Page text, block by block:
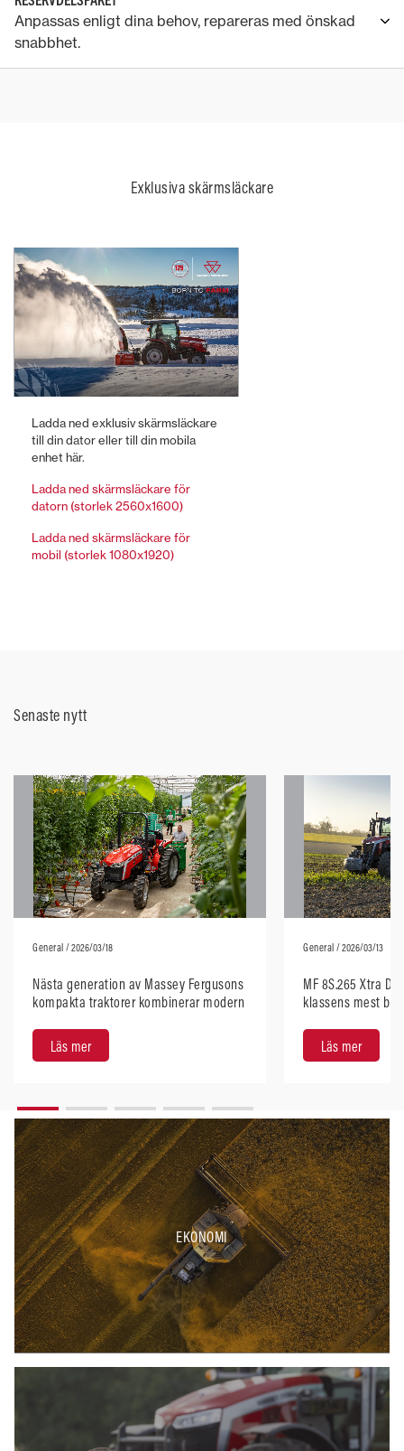
Anpassas enligt dina behov, repareras med önskad
snabbhet.
Exklusiva skärmsläckare
Ladda ned exklusiv skärmsläckare
till din dator eller till din mobila
enhet här.
Ladda ned skärmsläckare för
datorn (storlek 2560x1600)
Ladda ned skärmsläckare för
mobil (storlek 1080x1920)
Senaste nytt
General / 2026/03/18
Nästa generation av Massey Fergusons
kompakta traktorer kombinerar modern
Läs mer
General / 2026/03/13
MF 8S.265 Xtra
klassens mest
Läs mer
EKONOMI